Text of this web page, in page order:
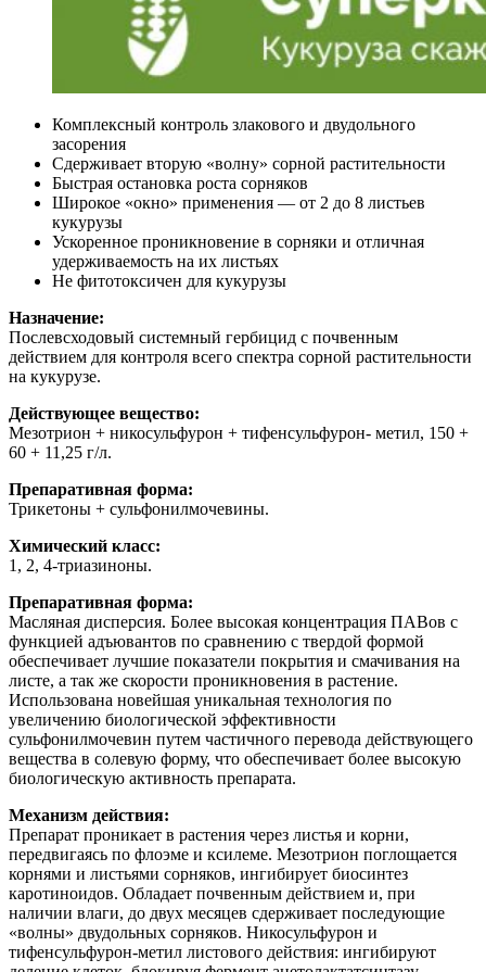
Комплексный контроль злакового и двудольного
засорения
Сдерживает вторую «волну» сорной растительности
Быстрая остановка роста сорняков
Широкое «окно» применения — от 2 до 8 листьев
кукурузы
Ускоренное проникновение в сорняки и отличная
удерживаемость на их листьях
Не фитотоксичен для кукурузы
Назначение:
Послевсходовый системный гербицид с почвенным
действием для контроля всего спектра сорной растительности
на кукурузе.
Действующее вещество:
Мезотрион + никосульфурон + тифенсульфурон- метил, 150 +
60 + 11,25 г/л.
Препаративная форма:
Трикетоны + сульфонилмочевины.
Химический класс:
1, 2, 4-триазиноны.
Препаративная форма:
Масляная дисперсия. Более высокая концентрация ПАВов с
функцией адъювантов по сравнению с твердой формой
обеспечивает лучшие показатели покрытия и смачивания на
листе, а так же скорости проникновения в растение.
Использована новейшая уникальная технология по
увеличению биологической эффективности
сульфонилмочевин путем частичного перевода действующего
вещества в солевую форму, что обеспечивает более высокую
биологическую активность препарата.
Механизм действия:
Препарат проникает в растения через листья и корни,
передвигаясь по флоэме и ксилеме. Мезотрион поглощается
корнями и листьями сорняков, ингибирует биосинтез
каротиноидов. Обладает почвенным действием и, при
наличии влаги, до двух месяцев сдерживает последующие
«волны» двудольных сорняков. Никосульфурон и
тифенсульфурон-метил листового действия: ингибируют